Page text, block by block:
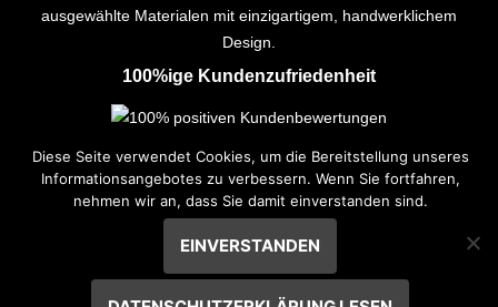
ausgewählte Materialen mit einzigartigem, handwerklichem
Design.
100%ige Kundenzufriedenheit
Weitere Links
Kontakt
Allgemeine Geschäftsbedingungen
Datenschutz
Impressum
Diese Seite verwendet Cookies, um die Bereitstellung unseres
Informationsangebotes zu verbessern. Wenn Sie fortfahren,
nehmen wir an, dass Sie damit einverstanden sind.
EINVERSTANDEN